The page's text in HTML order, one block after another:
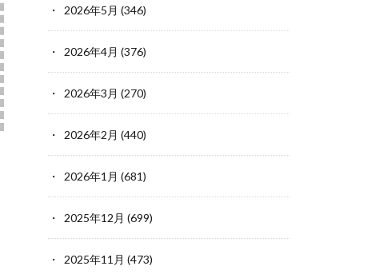
2026年5月 (346)
2026年4月 (376)
2026年3月 (270)
2026年2月 (440)
2026年1月 (681)
2025年12月 (699)
2025年11月 (473)